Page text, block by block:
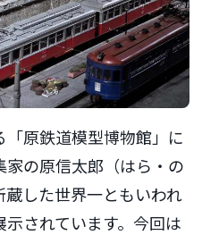
原鉄道模型博物館」に
の原信太郎（はら・の
した世界一ともいわれ
されています。今回は